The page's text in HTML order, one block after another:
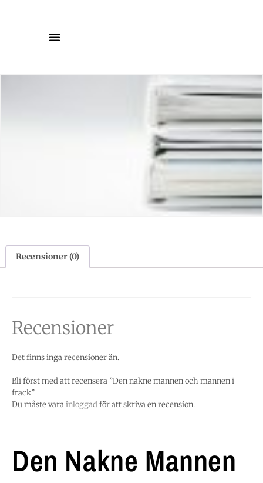
Recensioner (0)
Recensioner
Det finns inga recensioner än.
Bli först med att recensera ”Den nakne mannen och mannen i
frack”
Du måste varainloggadför att skriva en recension.
Den Nakne Mannen